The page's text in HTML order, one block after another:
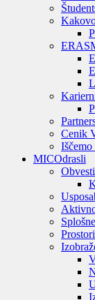
Cenik
Iščemo
MICOdrasli